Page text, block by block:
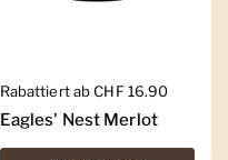
Regulärer Preis
Rabattiert ab CHF 16.90
Eagles' Nest Merlot